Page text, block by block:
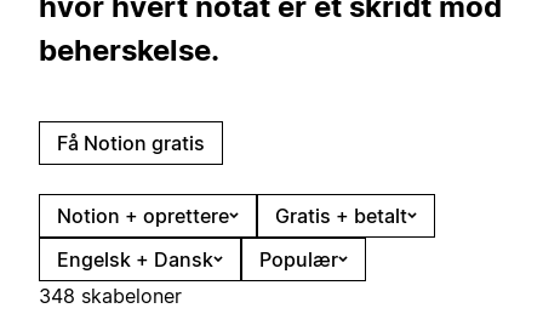
beherskelse.
Få Notion gratis
Notion + oprettere
Gratis + betalt
Engelsk + Dansk
Populær
348 skabeloner